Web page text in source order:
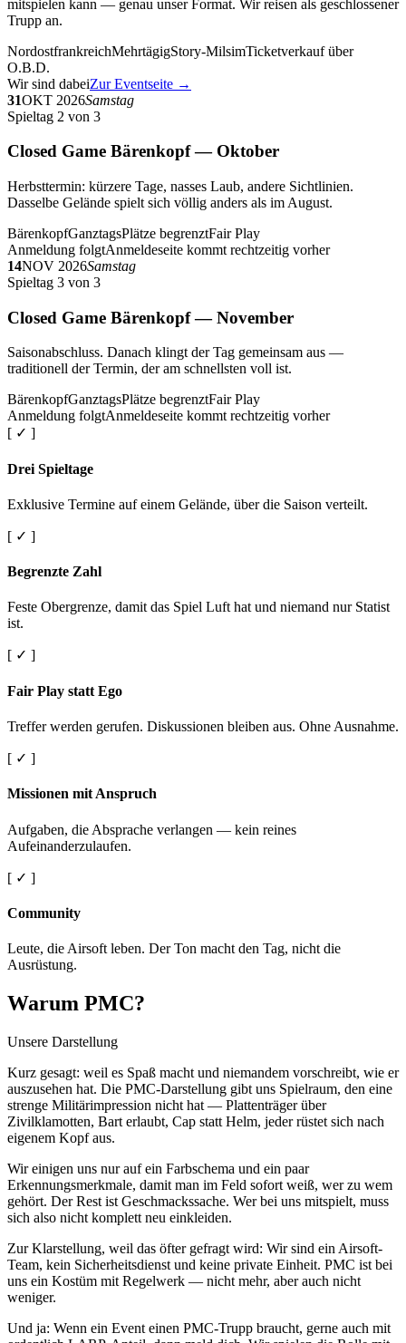
mitspielen kann — genau unser Format. Wir reisen als geschlossener
Trupp an.
NordostfrankreichMehrtägigStory-MilsimTicketverkauf über
O.B.D.
Wir sind dabeiZur Eventseite →
31OKT 2026Samstag
Spieltag 2 von 3
Closed Game Bärenkopf — Oktober
Herbsttermin: kürzere Tage, nasses Laub, andere Sichtlinien.
Dasselbe Gelände spielt sich völlig anders als im August.
BärenkopfGanztagsPlätze begrenztFair Play
Anmeldung folgtAnmeldeseite kommt rechtzeitig vorher
14NOV 2026Samstag
Spieltag 3 von 3
Closed Game Bärenkopf — November
Saisonabschluss. Danach klingt der Tag gemeinsam aus —
traditionell der Termin, der am schnellsten voll ist.
BärenkopfGanztagsPlätze begrenztFair Play
Anmeldung folgtAnmeldeseite kommt rechtzeitig vorher
[ ✓ ]
Drei Spieltage
Exklusive Termine auf einem Gelände, über die Saison verteilt.
[ ✓ ]
Begrenzte Zahl
Feste Obergrenze, damit das Spiel Luft hat und niemand nur Statist
ist.
[ ✓ ]
Fair Play statt Ego
Treffer werden gerufen. Diskussionen bleiben aus. Ohne Ausnahme.
[ ✓ ]
Missionen mit Anspruch
Aufgaben, die Absprache verlangen — kein reines
Aufeinanderzulaufen.
[ ✓ ]
Community
Leute, die Airsoft leben. Der Ton macht den Tag, nicht die
Ausrüstung.
Warum PMC?
Unsere Darstellung
Kurz gesagt: weil es Spaß macht und niemandem vorschreibt, wie er
auszusehen hat. Die PMC-Darstellung gibt uns Spielraum, den eine
strenge Militärimpression nicht hat — Plattenträger über
Zivilklamotten, Bart erlaubt, Cap statt Helm, jeder rüstet sich nach
eigenem Kopf aus.
Wir einigen uns nur auf ein Farbschema und ein paar
Erkennungsmerkmale, damit man im Feld sofort weiß, wer zu wem
gehört. Der Rest ist Geschmackssache. Wer bei uns mitspielt, muss
sich also nicht komplett neu einkleiden.
Zur Klarstellung, weil das öfter gefragt wird: Wir sind ein Airsoft-
Team, kein Sicherheitsdienst und keine private Einheit. PMC ist bei
uns ein Kostüm mit Regelwerk — nicht mehr, aber auch nicht
weniger.
Und ja: Wenn ein Event einen PMC-Trupp braucht, gerne auch mit